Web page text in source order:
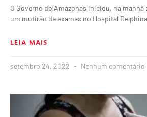
O Governo do Amazonas iniciou, na
um mutirão de exames no Hospital
LEIA MAIS
setembro 24, 2022 Nenhum comentário